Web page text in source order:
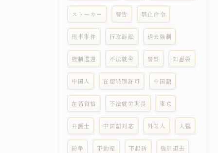
ストーカー 警告 禁止命令
刑事事件 行政訴訟 退去強制
強制送還 不法就労 警察 知恵袋
中国人 在留特別許可 中国語
在留資格 不法就労助長 東京
弁護士 中国語対応 外国人 入管
紛争 不動産 不起訴 強制退去